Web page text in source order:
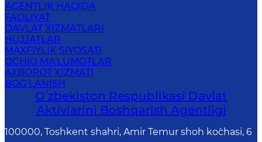
AGENTLIK HAQIDA
FAOLIYAT
DAVLAT XIZMATLARI
HUJJATLAR
MAXFIYLIK SIYOSATI
OCHIQ MA'LUMOTLAR
AXBOROT XIZMATI
BOG‘LANISH
Oʻzbekiston Respublikasi Davlat
Aktivlarini Boshqarish Agentligi
100000, Toshkent shahri, Amir Temur shoh ko`chasi, 6